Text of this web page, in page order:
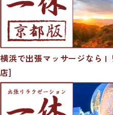
横浜で出張マッサージなら |
店]